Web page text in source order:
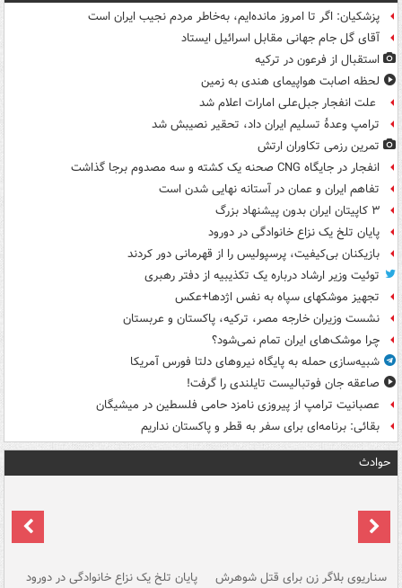
پزشکیان: اگر تا امروز مانده‌ایم، به‌خاطر مردم نجیب ایران است
آقای گل جام جهانی مقابل اسرائیل ایستاد
استقبال از فرعون در ترکیه
لحظه اصابت هواپیمای هندی به زمین
علت انفجار جبل‌علی امارات اعلام شد
ترامپ وعدۀ تسلیم ایران داد، تحقیر نصیبش شد
تمرین رزمی تکاوران ارتش
انفجار در جایگاه CNG صحنه یک کشته و سه مصدوم برجا گذاشت
تفاهم ایران و عمان در آستانه نهایی شدن است
۳ کاپیتان ایران بدون پیشنهاد بزرگ
پایان تلخ یک نزاع خانوادگی در دورود
بازیکنان بی‌کیفیت، پرسپولیس را از قهرمانی دور کردند
توئیت وزیر ارشاد درباره یک تکذیبیه از دفتر رهبری
تجهیز موشکهای سپاه به نفس اژدها+عکس
نشست وزیران خارجه مصر، ترکیه، پاکستان و عربستان
چرا موشک‌های ایران تمام نمی‌شود؟
شبیه‌سازی حمله به پایگاه نیروهای دلتا فورس آمریکا
صاعقه جان فوتبالیست تایلندی را گرفت!
عصبانیت ترامپ از پیروزی نامزد حامی فلسطین در میشیگان
بقائی: برنامه‌ای برای سفر به قطر و پاکستان نداریم
حوادث
سناریوی بلاگر زن برای قتل شوهرش پایان تلخ یک نزاع خانوادگی در دورود